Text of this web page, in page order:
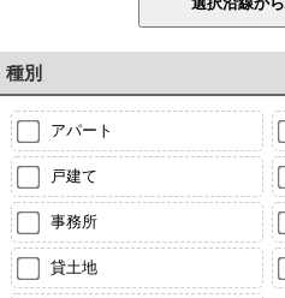
種別
アパート
戸建て
事務所
貸土地